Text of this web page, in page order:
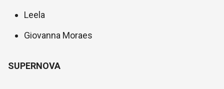
Leela
Giovanna Moraes
SUPERNOVA